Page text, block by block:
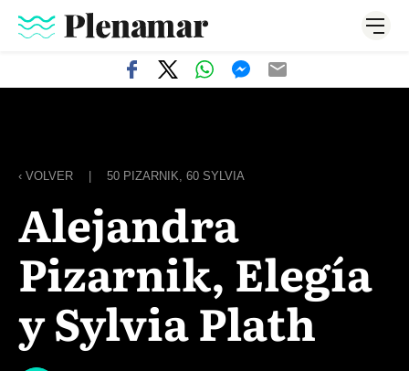
‹ VOLVER 50 PIZARNIK, 60 SYLVIA
Alejandra
Pizarnik, Elegía
y Sylvia Plath